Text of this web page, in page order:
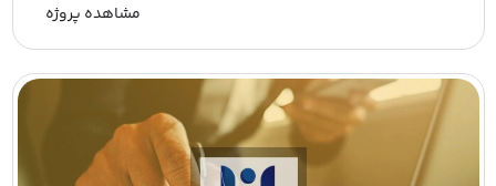
مشاهده پروژه